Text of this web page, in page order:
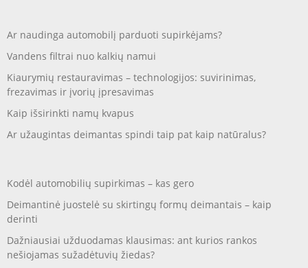
Ar naudinga automobilį parduoti supirkėjams?
Vandens filtrai nuo kalkių namui
Kiaurymių restauravimas – technologijos: suvirinimas,
frezavimas ir įvorių įpresavimas
Kaip išsirinkti namų kvapus
Ar užaugintas deimantas spindi taip pat kaip natūralus?
Kodėl automobilių supirkimas – kas gero
Deimantinė juostelė su skirtingų formų deimantais – kaip
derinti
Dažniausiai užduodamas klausimas: ant kurios rankos
nešiojamas sužadėtuvių žiedas?